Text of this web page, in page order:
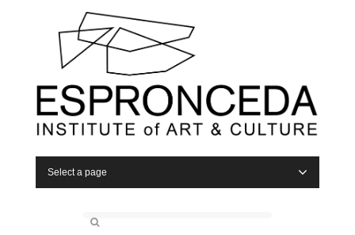
Select a page